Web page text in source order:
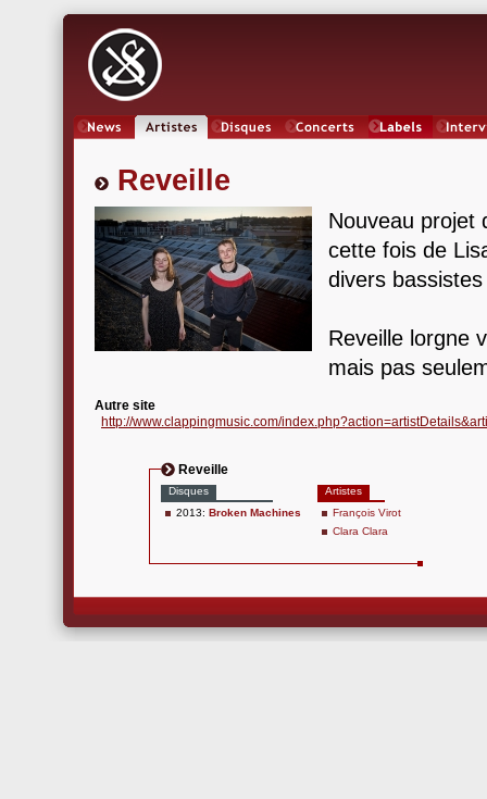
Reveille
Nouveau projet
cette fois de
divers
Reveille lorgne
mais pas
Autre site
http://www.clappingmusic.com/
Reveille
Disques
2013: Broken Machines
Artistes
François Virot
Clara Clara